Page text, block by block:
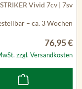
STRIKER Vivid 7cv | 7sv
– ca. 3 Wochen
76,95 €
zzgl. Versandkosten